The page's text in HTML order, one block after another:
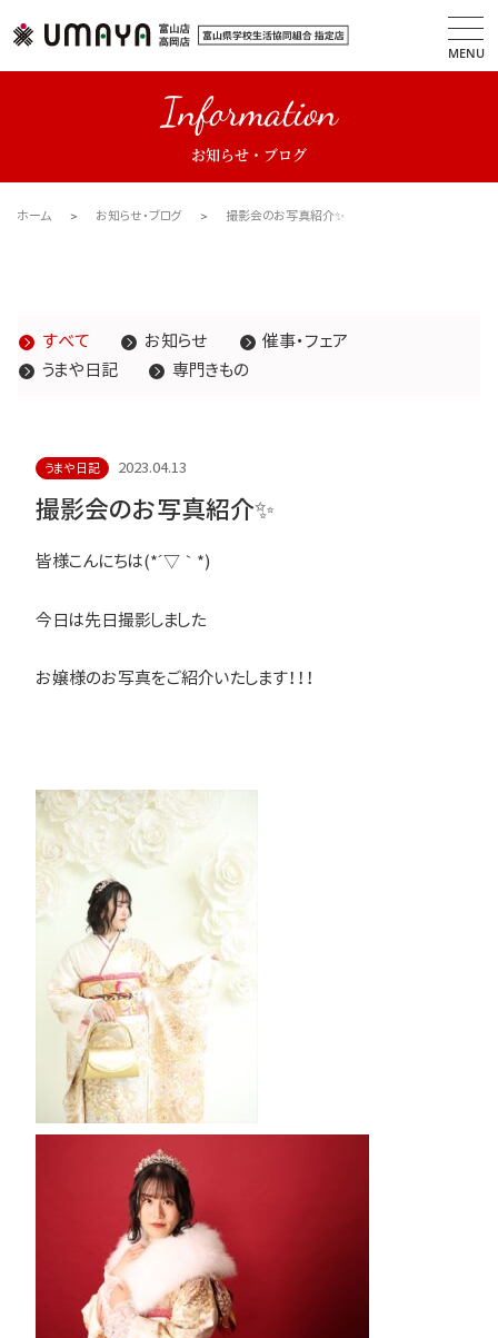
MENU
Information
お知らせ・ブログ
ホーム お知らせ・ブログ 撮影会のお写真紹介✨
すべて お知らせ
催事・フェア
うまや日記
専門きもの
うまや日記 2023.04.13
撮影会のお写真紹介✨
皆様こんにちは(*´▽｀*)
今日は先日撮影しました
お嬢様のお写真をご紹介いたします！！！